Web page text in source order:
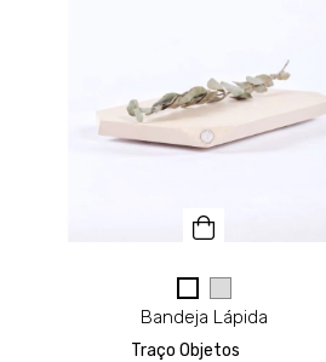
Bandeja Lápida
Traço Objetos